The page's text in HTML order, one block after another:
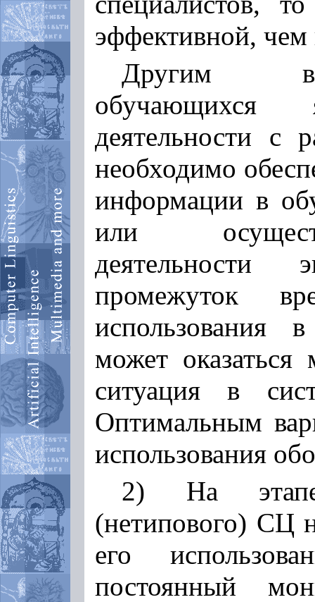
эффективной, чем
Другим
обучающихся
деятельности с
необходимо
информации в
или
деятельности
промежуток
может оказаться
ситуация в
Оптимальным
использования
2) На этапе
(нетипового) СЦ
его
постоянный